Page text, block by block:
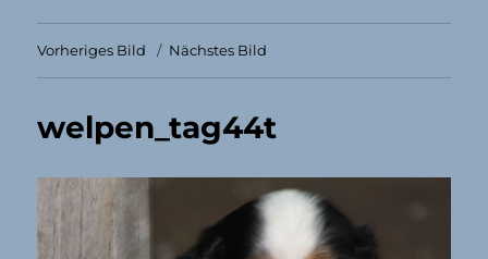
Vorheriges Bild Nächstes Bild
welpen_tag44t